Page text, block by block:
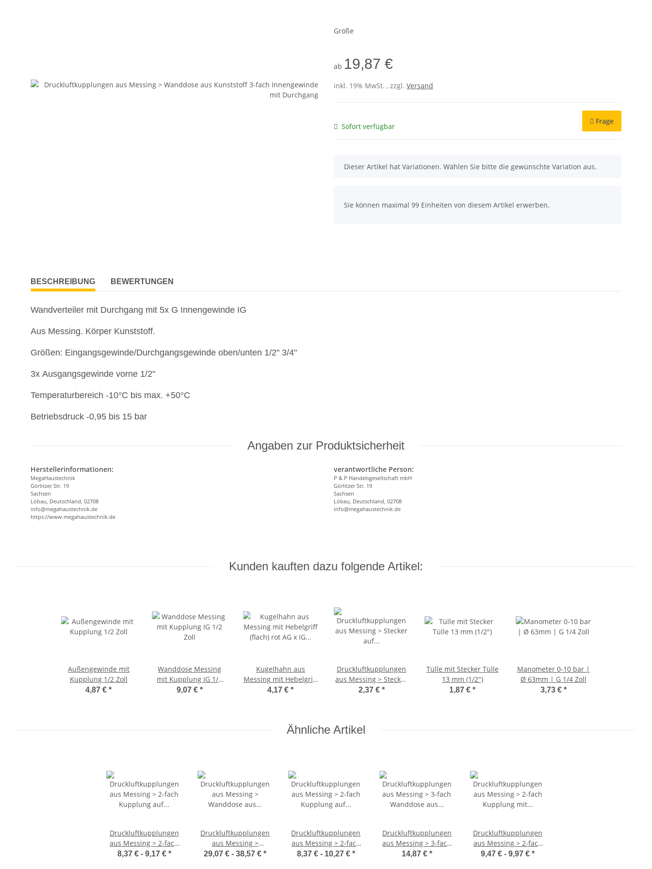
Größe
ab 19,87 €
inkl. 19% MwSt. , zzgl. Versand
Sofort verfügbar
Frage
x
Dieser Artikel hat Variationen. Wählen Sie bitte die gewünschte Variation aus.
Sie können maximal 99 Einheiten von diesem Artikel erwerben.
BESCHREIBUNG BEWERTUNGEN
Wandverteiler mit Durchgang mit 5x G Innengewinde IG
Aus Messing. Körper Kunststoff.
Größen: Eingangsgewinde/Durchgangsgewinde oben/unten 1/2" 3/4"
3x Ausgangsgewinde vorne 1/2"
Temperaturbereich -10°C bis max. +50°C
Betriebsdruck -0,95 bis 15 bar
Angaben zur Produktsicherheit
Herstellerinformationen:
MegaHaustechnik
Görlitzer Str. 19
Sachsen
Löbau, Deutschland, 02708
info@megahaustechnik.de
https://www.megahaustechnik.de
verantwortliche Person:
P & P Handelsgesellschaft mbH
Görlitzer Str. 19
Sachsen
Löbau, Deutschland, 02708
info@megahaustechnik.de
Kunden kauften dazu folgende Artikel:
Außengewinde mit
Kupplung 1/2 Zoll
4,87 €*
Wanddose Messing
mit Kupplung IG 1/2
Zoll
9,07 € *
Kugelhahn aus
Messing mit Hebelgriff
(flach) rot AG x IG 1/2
4,17 €*
Druckluftkupplungen
aus Messing > Stecker
auf Außengewinde 1/2
2,37 € *
Tülle mit Stecker Tülle
13 mm (1/2")
1,87 €*
Manometer 0-10 bar |
Ø 63mm | G 1/4 Zoll
3,73 € *
Ähnliche Artikel
Druckluftkupplungen
aus Messing > 2-fach
Kupplung auf
8,37 € - 9,17 € *
Druckluftkupplungen
aus Messing >
Wanddose aus
29,07 € -38,57 €*
Druckluftkupplungen
aus Messing > 2-fach
Kupplung auf
8,37 € - 10,27 € *
Druckluftkupplungen
aus Messing > 3-fach
Wanddose aus
14,87 € *
Druckluftkupplungen
aus Messing > 2-fach
Kupplung mit Stecker
9,47 € -9,97 €*